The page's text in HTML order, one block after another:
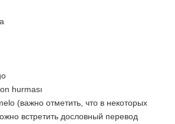
hurması
(важно отметить, что в некоторых
встретить дословный перевод